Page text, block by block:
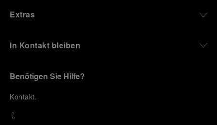
Extras
In Kontakt bleiben
Benötigen Sie Hilfe?
Kontakt.